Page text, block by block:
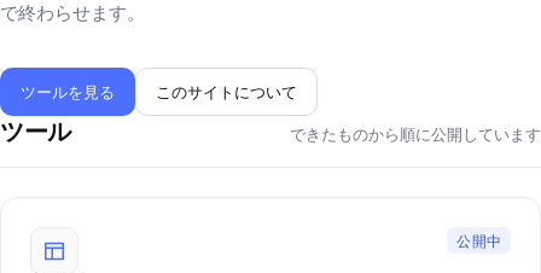
で終わらせます。
ツールを見る このサイトについて
ツール できたものから順に公開しています
公開中